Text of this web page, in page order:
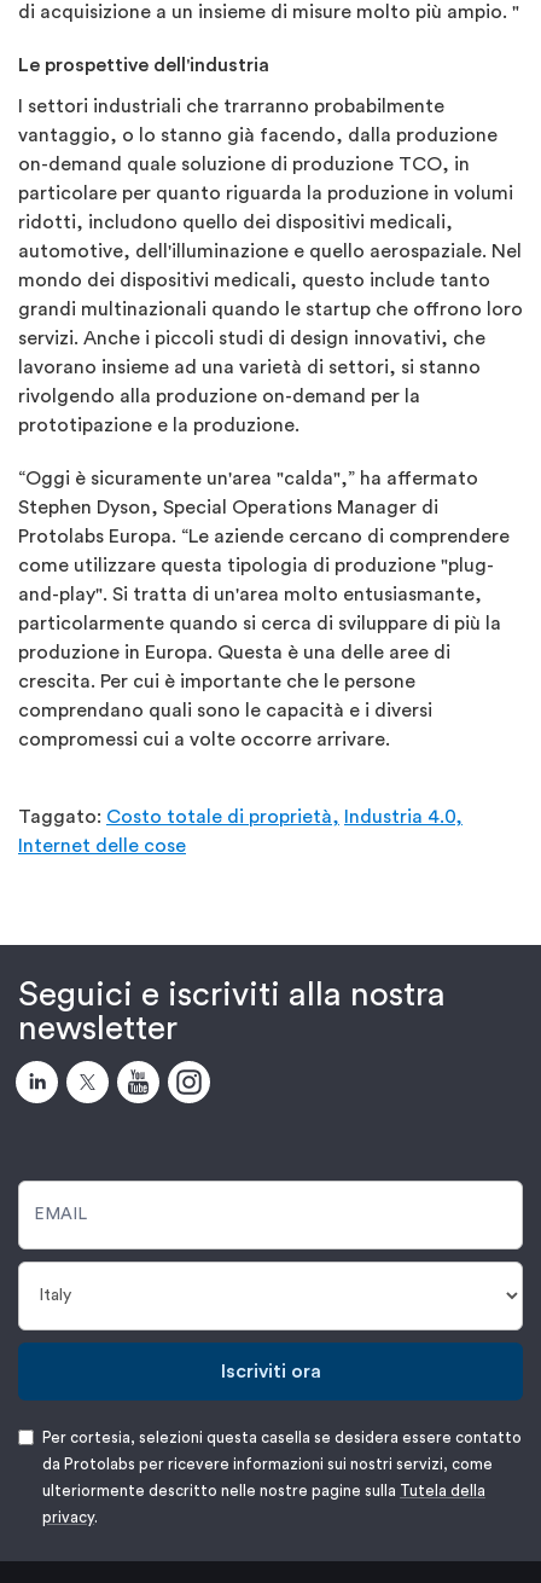
di acquisizione a un insieme di misure molto più ampio. "
Le prospettive dell'industria
I settori industriali che trarranno probabilmente
vantaggio, o lo stanno già facendo, dalla produzione
on-demand quale soluzione di produzione TCO, in
particolare per quanto riguarda la produzione in volumi
ridotti, includono quello dei dispositivi medicali,
automotive, dell'illuminazione e quello aerospaziale. Nel
mondo dei dispositivi medicali, questo include tanto
grandi multinazionali quando le startup che offrono loro
servizi. Anche i piccoli studi di design innovativi, che
lavorano insieme ad una varietà di settori, si stanno
rivolgendo alla produzione on-demand per la
prototipazione e la produzione.
“Oggi è sicuramente un'area "calda",” ha affermato
Stephen Dyson, Special Operations Manager di
Protolabs Europa. “Le aziende cercano di comprendere
come utilizzare questa tipologia di produzione "plug-
and-play". Si tratta di un'area molto entusiasmante,
particolarmente quando si cerca di sviluppare di più la
produzione in Europa. Questa è una delle aree di
crescita. Per cui è importante che le persone
comprendano quali sono le capacità e i diversi
compromessi cui a volte occorre arrivare.
Taggato: Costo totale di proprietà,
Industria 4.0,
Internet delle cose
Seguici e iscriviti alla nostra
newsletter
Iscriviti ora
Per cortesia, selezioni questa casella se desidera essere contatto
da Protolabs per ricevere informazioni sui nostri servizi, come
ulteriormente descritto nelle nostre pagine sulla Tutela della
privacy.